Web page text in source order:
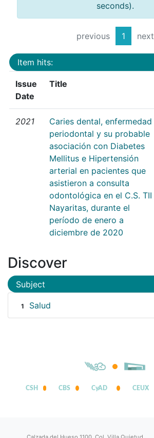
seconds).
previous 1 next
Item hits:
Issue
Date
Title
2021
Caries dental, enfermedad
periodontal y su probable
asociación con Diabetes
Mellitus e Hipertensión
arterial en pacientes que
asistieron a consulta
odontológica en el C.S. TII
Nayaritas, durante el
período de enero a
diciembre de 2020
Discover
Subject
1 Salud
CSH CBS CyAD CEUX